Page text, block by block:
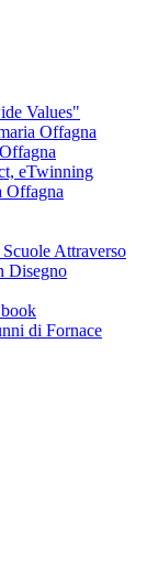
Values"
Offagna
eTwinning
Offagna
Attraverso
Disegno
di Fornace